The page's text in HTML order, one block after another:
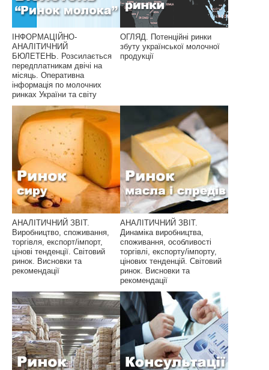
ІНФОРМАЦІЙНО-
АНАЛІТИЧНИЙ
БЮЛЕТЕНЬ. Розсилається
передплатникам двічі на
місяць. Оперативна
інформація по молочних
ринках України та світу
ОГЛЯД. Потенційні ринки
збуту української молочної
продукції
АНАЛІТИЧНИЙ ЗВІТ.
Виробництво, споживання,
торгівля, експорт/імпорт,
цінові тенденції. Світовий
ринок. Висновки та
рекомендації
АНАЛІТИЧНИЙ ЗВІТ.
Динаміка виробництва,
споживання, особливості
торгівлі, експорту/імпорту,
цінових тенденцій. Світовий
ринок. Висновки та
рекомендації